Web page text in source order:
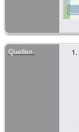
Quellen